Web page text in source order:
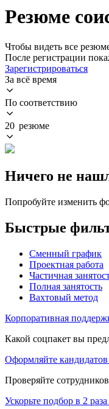
Резюме
Чтобы видеть все
После регистрации
Зарегистрироваться
За всё время
По соответствию
20 резюме
Ничего не
Попробуйте изменить
Быстрые
Сменный график
Проектная работа
Частичная
Полная занятость
Вахтовый метод
Корпоративная
Какой соцпакет вы
Оформляйте
Проверяйте
Ускорьте подбор в 2